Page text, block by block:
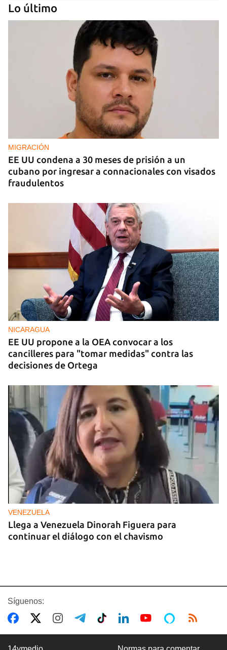
El universo en una caja
Lo último
MIGRACIÓN
EE UU condena a 30 meses de prisión a un
cubano por ingresar a connacionales con visados
fraudulentos
NICARAGUA
EE UU propone a la OEA convocar a los
cancilleres para "tomar medidas" contra las
decisiones de Ortega
VENEZUELA
Llega a Venezuela Dinorah Figuera para
continuar el diálogo con el chavismo
Síguenos: